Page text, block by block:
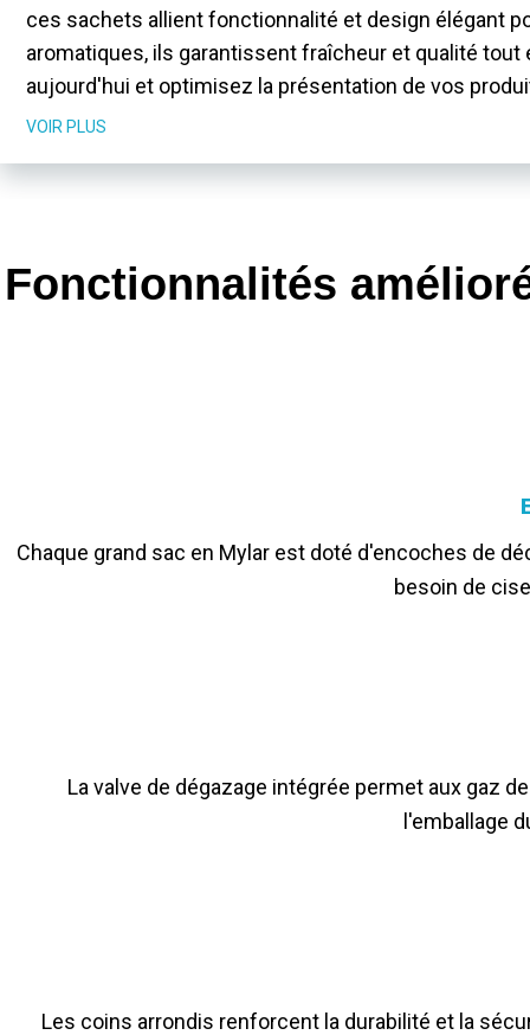
ces sachets allient fonctionnalité et design élégant
aromatiques, ils garantissent fraîcheur et qualité
aujourd'hui et optimisez la présentation de vos
VOIR PLUS
Fonctionnalités
Chaque grand sac en Mylar est doté d'encoches de
besoin de
La valve de dégazage intégrée permet aux gaz
l'emballage
Les coins arrondis renforcent la durabilité et la